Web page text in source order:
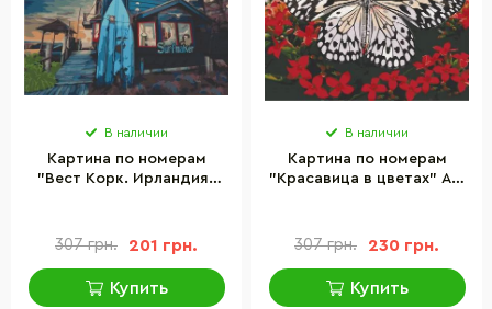
В наличии
Картина по номерам
"Вест Корк. Ирландия"
307 грн. 201 грн.
Купить
В наличии
Картина по номерам
"Красавица в цветах" Art
307 грн. 230 грн.
Купить